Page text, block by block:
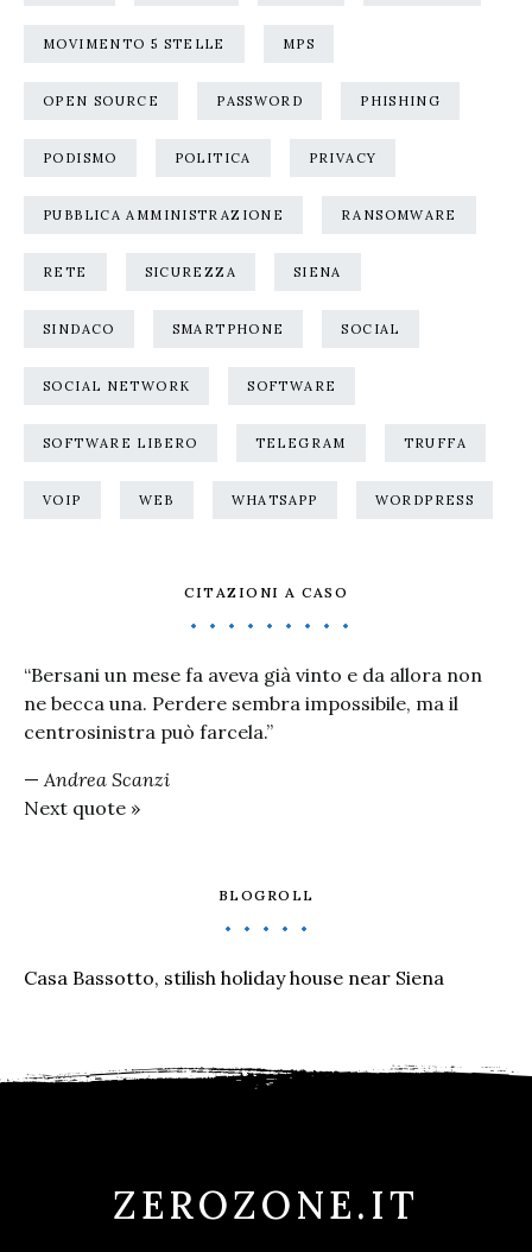
MOVIMENTO 5 STELLE MPS
OPEN SOURCE PASSWORD PHISHING
PODISMO POLITICA PRIVACY
PUBBLICA AMMINISTRAZIONE RANSOMWARE
RETE SICUREZZA SIENA
SINDACO SMARTPHONE SOCIAL
SOCIAL NETWORK SOFTWARE
SOFTWARE LIBERO TELEGRAM TRUFFA
VOIP WEB WHATSAPP WORDPRESS
CITAZIONI A CASO
“Bersani un mese fa aveva già vinto e da allora non
ne becca una. Perdere sembra impossibile, ma il
centrosinistra può farcela.”
—Andrea Scanzi
Next quote »
BLOGROLL
Casa Bassotto, stilish holiday house near Siena
ZEROZONE.IT